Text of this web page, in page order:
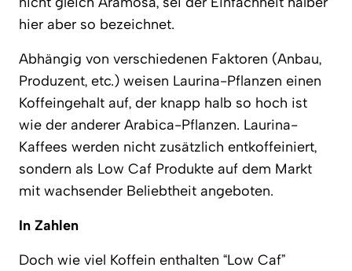
hier aber so bezeichnet.
Abhängig von verschiedenen Faktoren (Anbau,
Produzent, etc.) weisen Laurina-Pflanzen einen
Koffeingehalt auf, der knapp halb so hoch ist
wie der anderer Arabica-Pflanzen. Laurina-
Kaffees werden nicht zusätzlich entkoffeiniert,
sondern als Low Caf Produkte auf dem Markt
mit wachsender Beliebtheit angeboten.
In Zahlen
Doch wie viel Koffein enthalten “Low Caf”